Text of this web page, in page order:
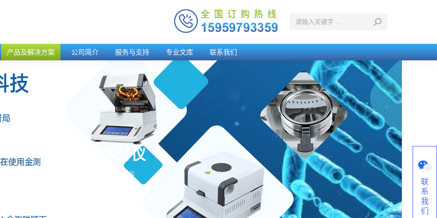
产品及解决方案 公司简介 服务与支持 专业文库 联系我们
在线水分仪
您的位置：
在线水分仪
联
系
我
们